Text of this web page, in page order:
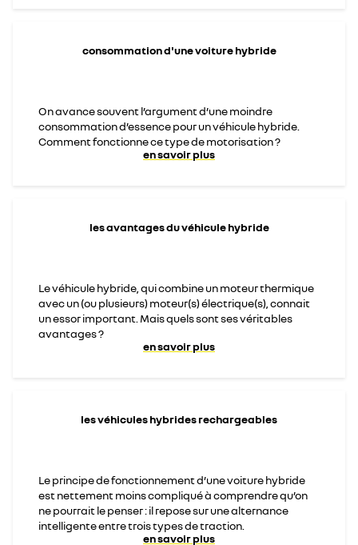
consommation d'une voiture hybride
On avance souvent l’argument d’une moindre
consommation d’essence pour un véhicule hybride.
Comment fonctionne ce type de motorisation ?
en savoir plus
les avantages du véhicule hybride
Le véhicule hybride, qui combine un moteur thermique
avec un (ou plusieurs) moteur(s) électrique(s), connait
un essor important. Mais quels sont ses véritables
avantages ?
en savoir plus
les véhicules hybrides rechargeables
Le principe de fonctionnement d’une voiture hybride
est nettement moins compliqué à comprendre qu’on
ne pourrait le penser : il repose sur une alternance
intelligente entre trois types de traction.
en savoir plus